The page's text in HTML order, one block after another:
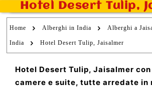
Hotel Desert Tulip,
Home Alberghi in India Alberghi a
India Hotel Desert Tulip, Jaisalmer
Hotel Desert Tulip, Jaisalmer
camere e suite, tutte arredate in